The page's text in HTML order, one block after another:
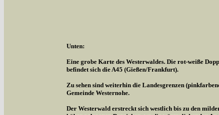
Unten:
Eine grobe Karte des Westerwaldes. Die rot-weiße
befindet sich die A45 (Gießen/Frankfurt).
Zu sehen sind weiterhin die Landesgrenzen
Gemeinde Westernohe.
Der Westerwald erstreckt sich westlich bis zu den